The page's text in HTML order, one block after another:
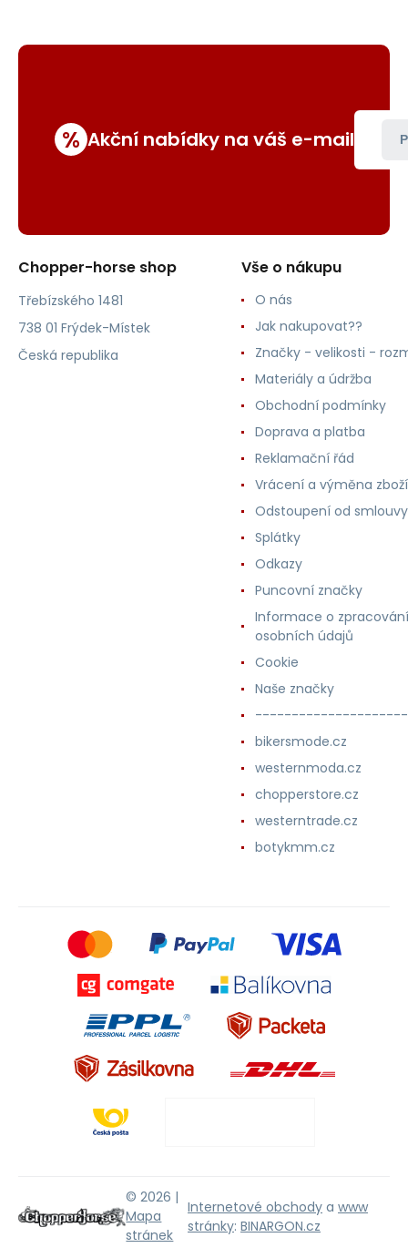
% Akční nabídky na váš e-mail
Chopper-horse shop
Třebízského 1481
738 01 Frýdek-Místek
Česká republika
Vše o nákupu
O nás
Jak nakupovat??
Značky - velikosti -
Materiály a údržba
Obchodní podmínky
Doprava a platba
Reklamační řád
Vrácení a výměna zboží
Odstoupení od smlouvy
Splátky
Odkazy
Puncovní značky
Informace o zpracování
osobních údajů
Cookie
Naše značky
bikersmode.cz
westernmoda.cz
chopperstore.cz
westerntrade.cz
botykmm.cz
© 2026 |
Mapa
stránek
Internetové obchody a www
stránky: BINARGON.cz